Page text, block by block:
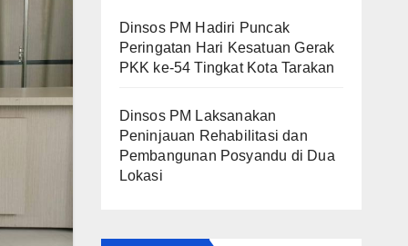
Dinsos PM Hadiri Puncak
Peringatan Hari Kesatuan Gerak
PKK ke-54 Tingkat Kota Tarakan
Dinsos PM Laksanakan
Peninjauan Rehabilitasi dan
Pembangunan Posyandu di Dua
Lokasi